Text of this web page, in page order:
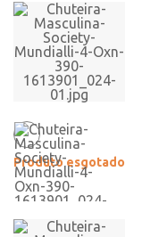
Produto esgotado